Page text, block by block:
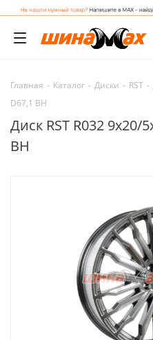
Главная - Каталог - Диски - RST -
D67,1 BH
Диск RST R032 9x20/
BH